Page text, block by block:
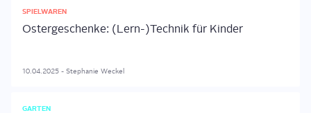
SPIELWAREN
Ostergeschenke: (Lern-)Technik für Kinder
10.04.2025 - Stephanie Weckel
GARTEN